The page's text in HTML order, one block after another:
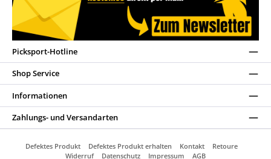
Picksport-Hotline
Shop Service
Informationen
Zahlungs- und Versandarten
Defektes Produkt Defektes Produkt erhalten Kontakt
Retoure
Widerruf
Datenschutz Impressum AGB